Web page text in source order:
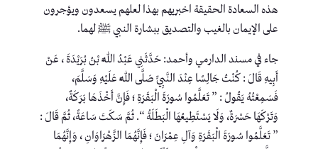
هذه السعادة الحقيقة اخبريهم بهذا لعلهم يسعدون ويؤجرون
على الإيمان بالغيب والتصديق ببشارة النبي ﷺ لهما.
جاء في مسند الدارمي وأحمد: حَدَّثَنِي عَبْدُ اللَّهِ بْنُ بُرَيْدَةَ ، عَنْ
أَبِيهِ قَالَ : كُنْتُ جَالِسًا عِنْدَ النَّبِيِّ صَلَّى اللَّهُ عَلَيْهِ وَسَلَّمَ،
فَسَمِعْتُهُ يَقُولُ : ” تَعَلَّمُوا سُورَةَ الْبَقَرَةِ ؛ فَإِنَّ أَخْذَهَا بَرَكَةٌ،
وَتَرْكَهَا حَسْرَةٌ، وَلَا يَسْتَطِيعُهَا الْبَطَلَةُ “. ثُمَّ سَكَتَ سَاعَةً، ثُمَّ قَالَ :
” تَعَلَّمُوا سُورَةَ الْبَقَرَةِ وَآلِ عِمْرَانَ ؛ فَإِنَّهُمَا الزَّهْرَاوَانِ ، وَإِنَّهُمَا